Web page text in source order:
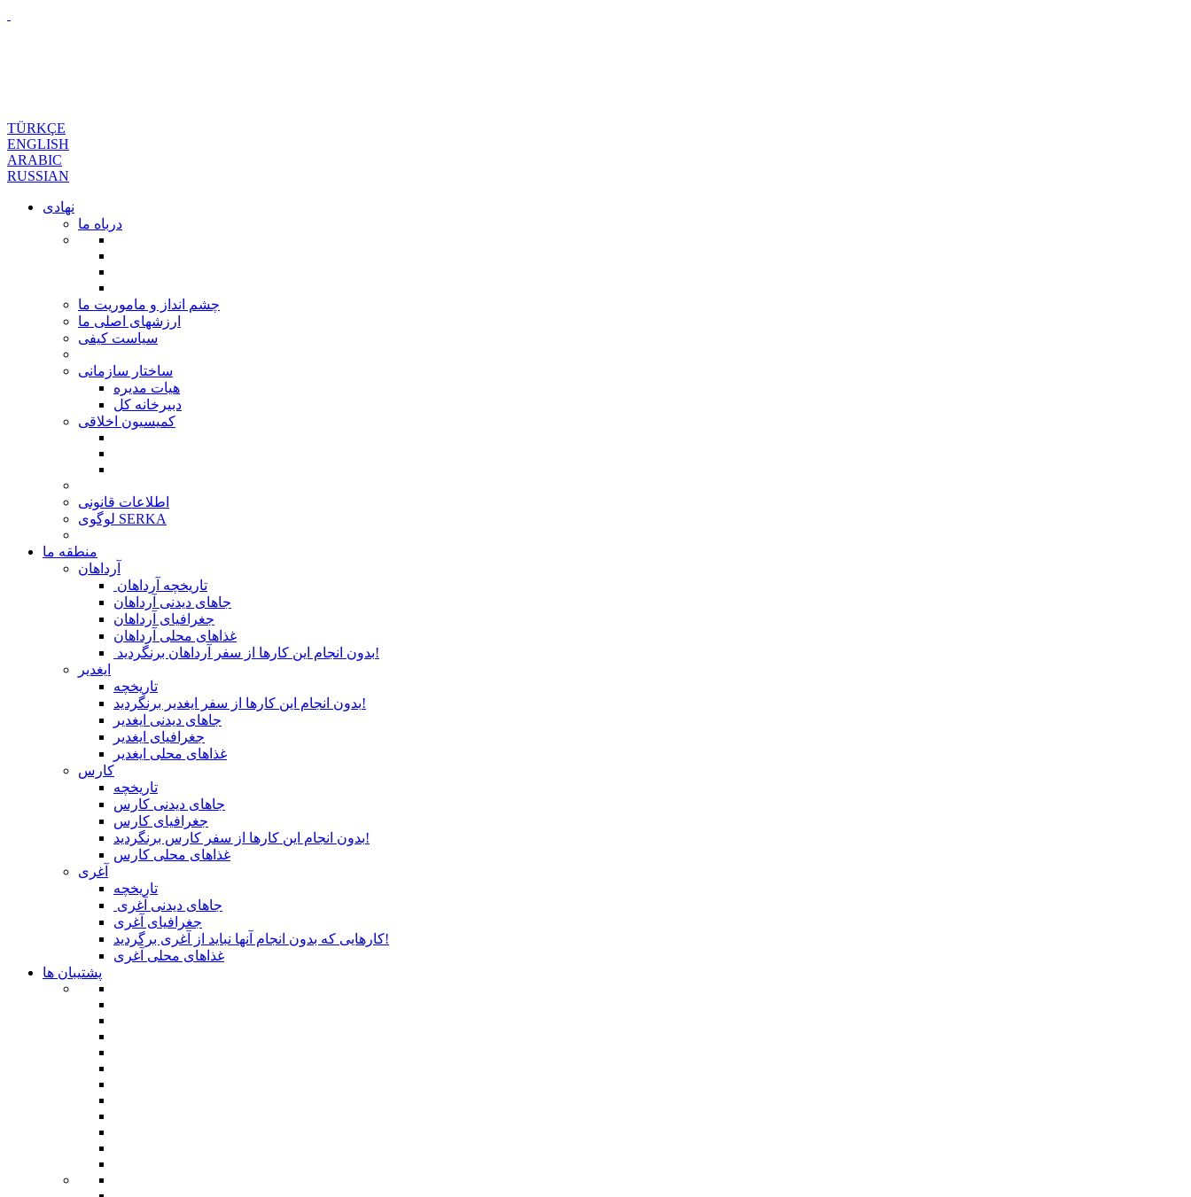
TÜRKÇE
ENGLISH
ARABIC
RUSSIAN
نهادی
درباه ما
چشم انداز و ماموریت ما
ارزشهای اصلی ما
سیاست کیفی
ساختار سازمانی
هیات مدیره
دبیرخانه کل
کمیسیون اخلاقی
اطلاعات قانونی
لوگوی SERKA
منطقه ما
آرداهان
تاریخچه آرداهان
جاهای دیدنی آرداهان
جغرافیای آرداهان
غذاهای محلی آرداهان
بدون انجام این کارها از سفر آرداهان برنگردید!
ایغدیر
تاریخچه
بدون انجام این کارها از سفر ایغدیر برنگردید!
جاهای دیدنی ایغدیر
جغرافیای ایغدیر
غذاهای محلی ایغدیر
کارس
تاریخچه
جاهای دیدنی کارس
جغرافیای کارس
بدون انجام این کارها از سفر کارس برنگردید!
غذاهای محلی کارس
آغری
تاریخچه
جاهای دیدنی آغری
جغرافیای آغری
کارهایی که بدون انجام آنها نباید از آغری برگردید!
غذاهای محلی آغری
پشتیبان ها